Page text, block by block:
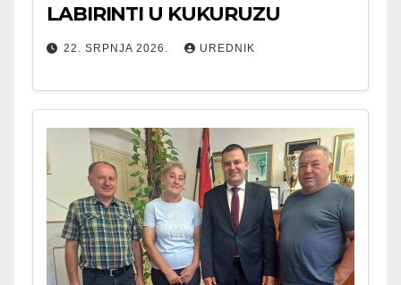
LABIRINTI U KUKURUZU
22. SRPNJA 2026. UREDNIK